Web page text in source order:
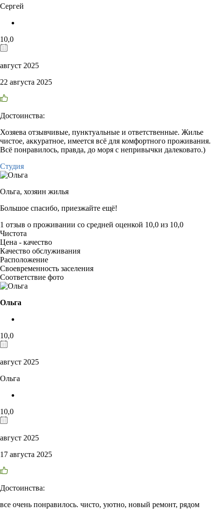
Сергей
10,0
август 2025
22 августа 2025
Достоинства:
Хозяева отзывчивые, пунктуальные и ответственные. Жилье
чистое, аккуратное, имеется всё для комфортного проживания.
Всё понравилось, правда, до моря с непривычки далековато.)
Студия
Ольга, хозяин жилья
Большое спасибо, приезжайте ещё!
1 отзыв о проживании со средней оценкой 10,0 из 10,0
Чистота
Цена - качество
Качество обслуживания
Расположение
Своевременность заселения
Соответствие фото
Ольга
10,0
август 2025
Ольга
10,0
август 2025
17 августа 2025
Достоинства:
все очень понравилось. чисто, уютно, новый ремонт, рядом